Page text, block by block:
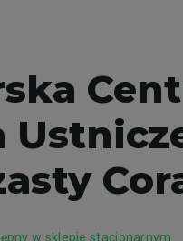
w sklepie stacjonarnym